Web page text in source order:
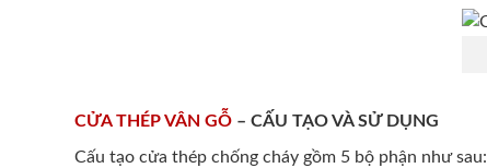
CỬA THÉP VÂN GỖ – CẤU TẠO VÀ SỬ DỤNG
Cấu tạo cửa thép chống cháy gồm 5 bộ phận như sau: